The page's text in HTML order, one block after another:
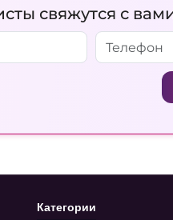
свяжутся с
Категории